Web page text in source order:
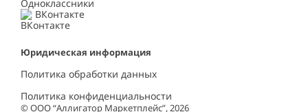
ВКонтакте
Юридическая информация
Политика обработки данных
Политика конфиденциальности
© ООО “Аллигатор Маркетплейс”, 2026